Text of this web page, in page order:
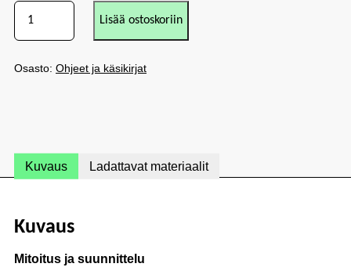
Lisää ostoskoriin
Osasto: Ohjeet ja käsikirjat
Kuvaus Ladattavat materiaalit
Kuvaus
Mitoitus ja suunnittelu